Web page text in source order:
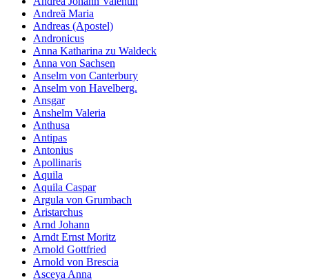
Andreä Maria
Andreas (Apostel)
Andronicus
Anna Katharina zu Waldeck
Anna von Sachsen
Anselm von Canterbury
Anselm von Havelberg.
Ansgar
Anshelm Valeria
Anthusa
Antipas
Antonius
Apollinaris
Aquila
Aquila Caspar
Argula von Grumbach
Aristarchus
Arnd Johann
Arndt Ernst Moritz
Arnold Gottfried
Arnold von Brescia
Asceya Anna